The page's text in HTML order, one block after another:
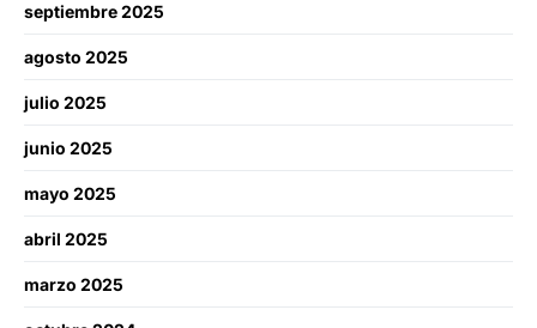
septiembre 2025
agosto 2025
julio 2025
junio 2025
mayo 2025
abril 2025
marzo 2025